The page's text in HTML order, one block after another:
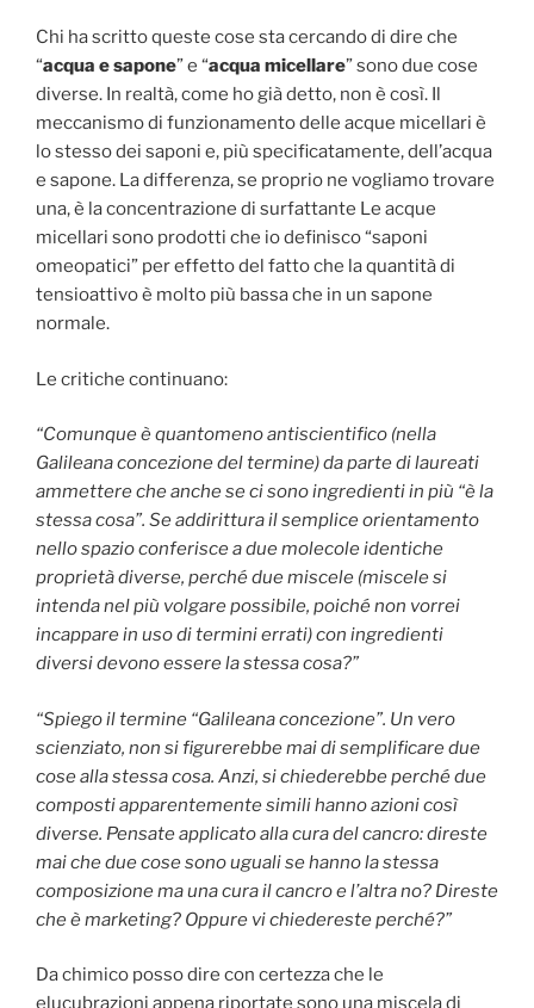
Chi ha scritto queste cose sta cercando di dire che
“acqua e sapone” e “acqua micellare” sono due cose
diverse. In realtà, come ho già detto, non è così. Il
meccanismo di funzionamento delle acque micellari è
lo stesso dei saponi e, più specificatamente, dell’acqua
e sapone. La differenza, se proprio ne vogliamo trovare
una, è la concentrazione di surfattante Le acque
micellari sono prodotti che io definisco “saponi
omeopatici” per effetto del fatto che la quantità di
tensioattivo è molto più bassa che in un sapone
normale.
Le critiche continuano:
“Comunque è quantomeno antiscientifico (nella
Galileana concezione del termine) da parte di laureati
ammettere che anche se ci sono ingredienti in più “è la
stessa cosa”. Se addirittura il semplice orientamento
nello spazio conferisce a due molecole identiche
proprietà diverse, perché due miscele (miscele si
intenda nel più volgare possibile, poiché non vorrei
incappare in uso di termini errati) con ingredienti
diversi devono essere la stessa cosa?”
“Spiego il termine “Galileana concezione”. Un vero
scienziato, non si figurerebbe mai di semplificare due
cose alla stessa cosa. Anzi, si chiederebbe perché due
composti apparentemente simili hanno azioni così
diverse. Pensate applicato alla cura del cancro: direste
mai che due cose sono uguali se hanno la stessa
composizione ma una cura il cancro e l’altra no? Direste
che è marketing? Oppure vi chiedereste perché?”
Da chimico posso dire con certezza che le
elucubrazioni appena riportate sono una miscela di